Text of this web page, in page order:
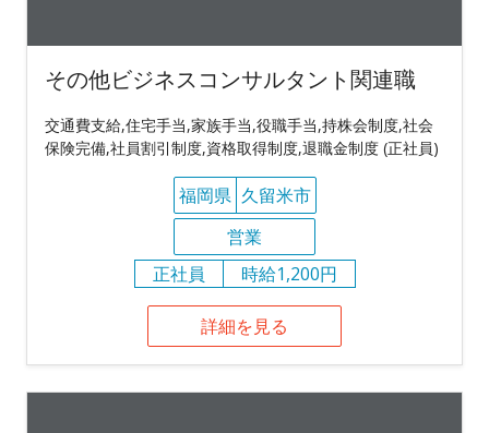
その他ビジネスコンサルタント関連職
交通費支給,住宅手当,家族手当,役職手当,持株会制度,社会
保険完備,社員割引制度,資格取得制度,退職金制度 (正社員)
福岡県 久留米市
営業
正社員
時給1,200円
詳細を見る